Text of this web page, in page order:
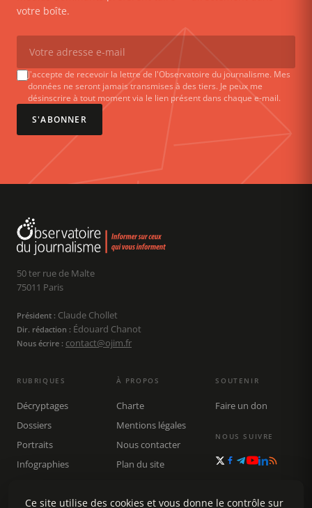
votre boîte.
J'accepte de recevoir la lettre de l'Observatoire du journalisme. Mes
données ne seront jamais transmises à des tiers. Je peux me
désinscrire à tout moment via le lien présent dans chaque e-mail.
S'ABONNER
50 ter rue de Malte
75011 Paris
Président : Claude Chollet
Dir. rédaction : Édouard Chanot
Nous écrire : contact@ojim.fr
RUBRIQUES
Décryptages
Dossiers
Portraits
Infographies
Rechercher
À PROPOS
Charte
Mentions légales
Nous contacter
Plan du site
SOUTENIR
Faire un don
NOUS SUIVRE
Ce site utilise des cookies et vous donne le contrôle sur